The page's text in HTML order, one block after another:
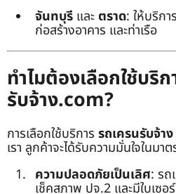
จันทบุรี และ ตราด: ให้บริก
ก่อสร้างอาคาร และท่าเรือ
ทำไมต้องเลือกใช้บริ
รับจ้าง.com?
การเลือกใช้บริการ รถเครนรับจ้าง
เรา ลูกค้าจะได้รับความมั่นใจในมา
ความปลอดภัยเป็นเลิศ: รถ
เช็คสภาพ ปจ.2 และมีใบเซ